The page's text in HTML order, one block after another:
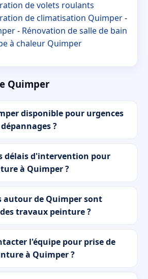
de volets roulants
de climatisation Quimper-
- Rénovation de salle de bain
à chaleur Quimper
Quimper
disponible pour urgences
?
délais d'intervention pour
à Quimper ?
autour de Quimper sont
travaux peinture ?
l'équipe pour prise de
à Quimper ?